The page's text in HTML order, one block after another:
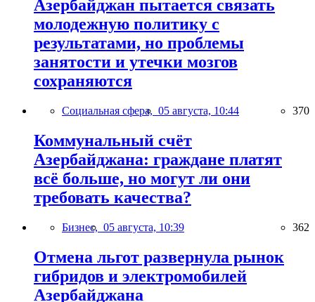
Азербайджан пытается связать
молодежную политику с
результатами, но проблемы
занятости и утечки мозгов
сохраняются
Социальная сфера, 05 августа, 10:44 370
Коммунальный счёт
Азербайджана: граждане платят
всё больше, но могут ли они
требовать качества?
Бизнес, 05 августа, 10:39 362
Отмена льгот развернула рынок
гибридов и электромобилей
Азербайджана